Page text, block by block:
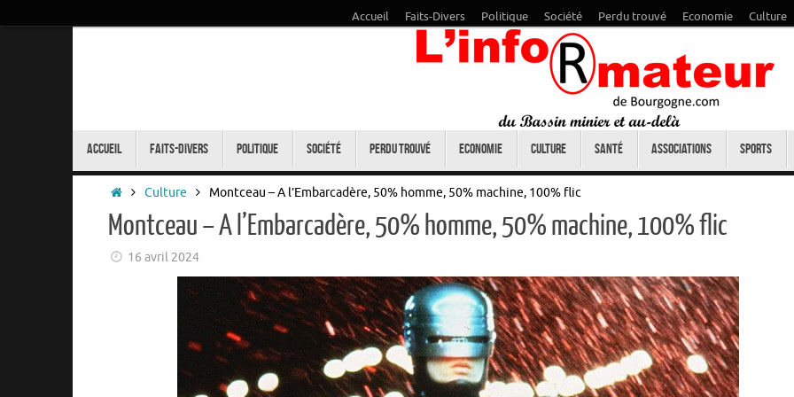
Accueil Faits-Divers Politique Société Perdu trouvé Economie Culture
Accueil Faits-Divers Politique Société Perdu trouvé Economie Culture Santé Associations Sports
Accueil
Culture Montceau – A l’Embarcadère, 50% homme, 50% machine, 100% flic
Montceau – A l’Embarcadère, 50% homme, 50% machine, 100% flic
16 avril 2024